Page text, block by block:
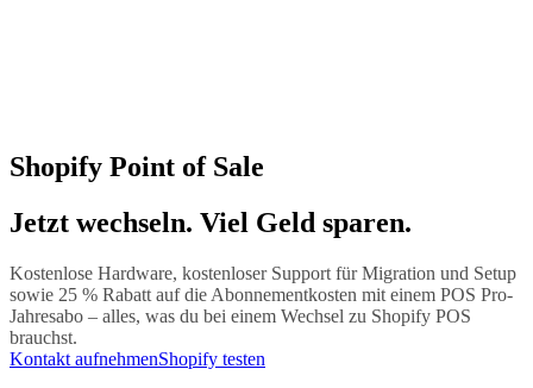
Shopify Point of Sale
Jetzt wechseln. Viel Geld sparen.
Kostenlose Hardware, kostenloser Support für Migration und Setup
sowie 25 % Rabatt auf die Abonnementkosten mit einem POS Pro-
Jahresabo – alles, was du bei einem Wechsel zu Shopify POS
brauchst.
Kontakt aufnehmenShopify testen